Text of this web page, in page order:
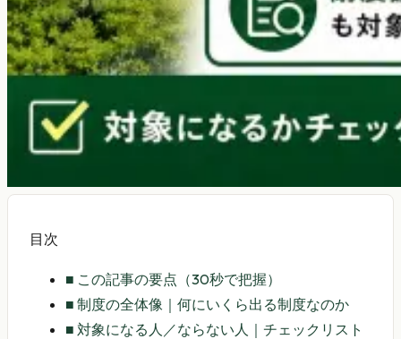
目次
■ この記事の要点（30秒で把握）
■ 制度の全体像｜何にいくら出る制度なのか
■ 対象になる人／ならない人｜チェックリスト